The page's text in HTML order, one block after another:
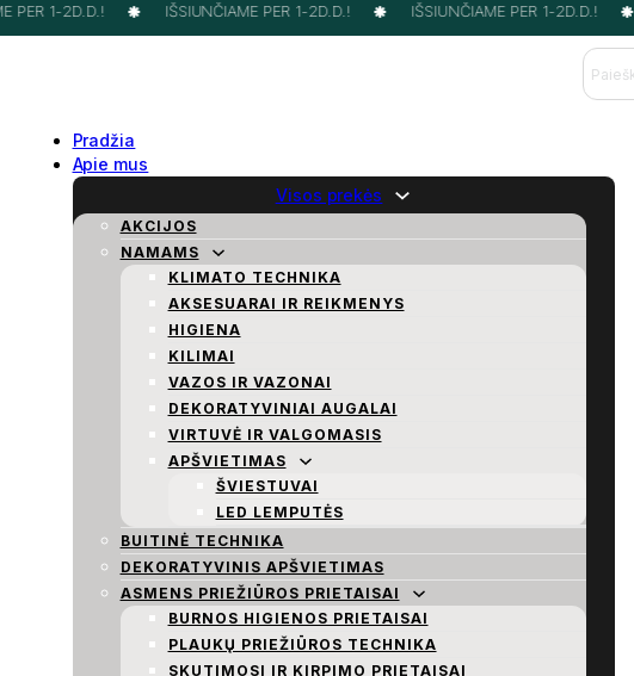
PER 1-2D.D.! IŠSIUNČIAME PER 1-2D.D.! IŠSIUNČIAME PER 1-2D.D.!
Pradžia
Apie mus
Visos prekės
AKCIJOS
NAMAMS
KLIMATO TECHNIKA
AKSESUARAI IR REIKMENYS
HIGIENA
KILIMAI
VAZOS IR VAZONAI
DEKORATYVINIAI AUGALAI
VIRTUVĖ IR VALGOMASIS
APŠVIETIMAS
ŠVIESTUVAI
LED LEMPUTĖS
BUITINĖ TECHNIKA
DEKORATYVINIS APŠVIETIMAS
ASMENS PRIEŽIŪROS PRIETAISAI
BURNOS HIGIENOS PRIETAISAI
PLAUKŲ PRIEŽIŪROS TECHNIKA
SKUTIMOSI IR KIRPIMO PRIETAISAI